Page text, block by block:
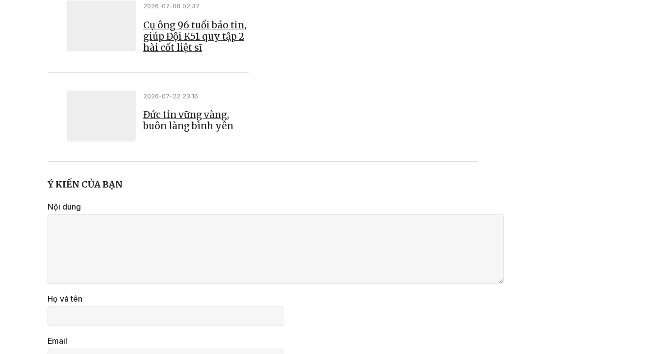
2026-07-08 02:37
Cụ ông 96 tuổi báo tin,
giúp Đội K51 quy tập 2
hài cốt liệt sĩ
2026-07-22 23:16
Đức tin vững vàng,
buôn làng bình yên
Ý KIẾN CỦA BẠN
Nội dung
Họ và tên
Email